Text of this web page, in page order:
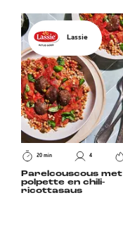
Lassie
20 min 4
Parelcouscous met
polpette en chili-
ricottasaus